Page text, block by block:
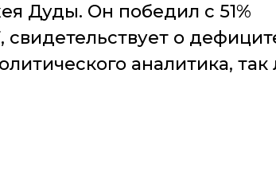
Дуды. Он победил с 51%
о
аналитика, так